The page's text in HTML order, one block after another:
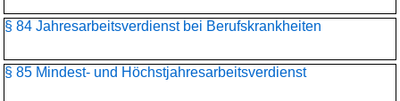
§ 84 Jahresarbeitsverdienst bei Berufskrankheiten
§ 85 Mindest- und Höchstjahresarbeitsverdienst